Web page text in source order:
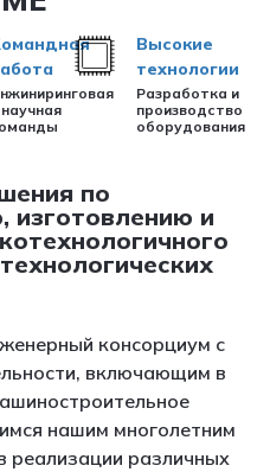
научная
Высокие
технологии
Разработка и
производство
оборудования
по
изготовлению и
консорциум с
включающим в
нашим многолетним
различных